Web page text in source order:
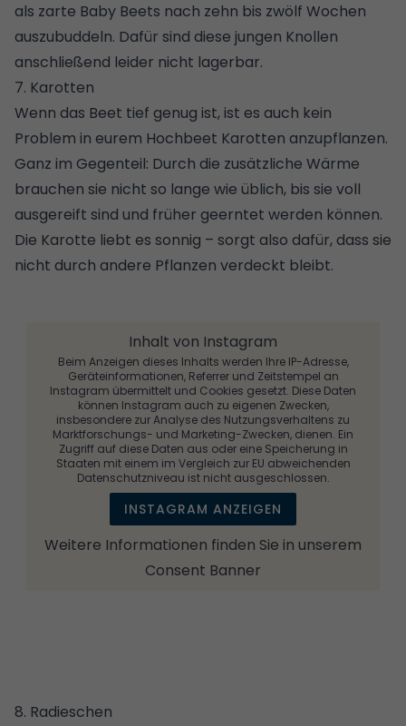
als zarte Baby Beets nach zehn bis zwölf Wochen
auszubuddeln. Dafür sind diese jungen Knollen
anschließend leider nicht lagerbar.
7. Karotten
Wenn das Beet tief genug ist, ist es auch kein
Problem in eurem Hochbeet Karotten anzupflanzen.
Ganz im Gegenteil: Durch die zusätzliche Wärme
brauchen sie nicht so lange wie üblich, bis sie voll
ausgereift sind und früher geerntet werden können.
Die Karotte liebt es sonnig – sorgt also dafür, dass sie
nicht durch andere Pflanzen verdeckt bleibt.
Inhalt von Instagram
Beim Anzeigen dieses Inhalts werden Ihre IP-Adresse,
Geräteinformationen, Referrer und Zeitstempel an
Instagram übermittelt und Cookies gesetzt. Diese Daten
können Instagram auch zu eigenen Zwecken,
insbesondere zur Analyse des Nutzungsverhaltens zu
Marktforschungs- und Marketing-Zwecken, dienen. Ein
Zugriff auf diese Daten aus oder eine Speicherung in
Staaten mit einem im Vergleich zur EU abweichenden
Datenschutzniveau ist nicht ausgeschlossen.
INSTAGRAM ANZEIGEN
Weitere Informationen finden Sie in unserem
Consent Banner
8. Radieschen